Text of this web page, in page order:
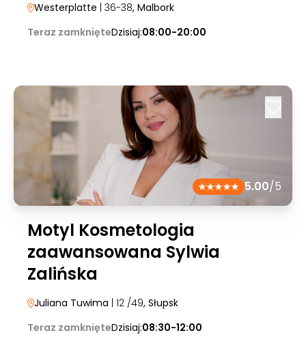
Westerplatte | 36-38, Malbork
Teraz zamknięteDzisiaj:08:00-20:00
5.00/5
Motyl Kosmetologia
zaawansowana Sylwia
Zalińska
Juliana Tuwima | 12 /49, Słupsk
Teraz zamknięteDzisiaj:08:30-12:00